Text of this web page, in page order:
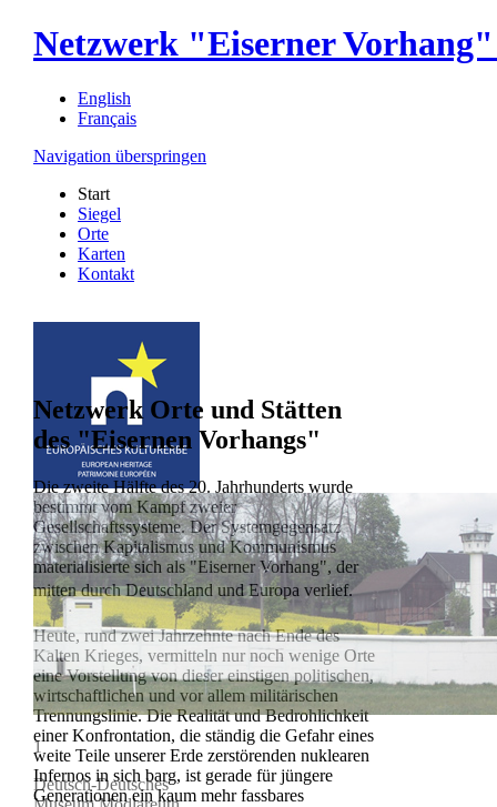
Netzwerk "Eiserner
English
Français
Navigation überspringen
Start
Siegel
Orte
Karten
Kontakt
2
Gedenkstätte Berliner Mauer
Netzwerk Orte und Stätten
des "Eisernen Vorhangs"
Die zweite Hälfte des 20. Jahrhunderts wurde
bestimmt vom Kampf zweier
Gesellschaftssysteme. Der Systemgegensatz
zwischen Kapitalismus und Kommunismus
materialisierte sich als "Eiserner Vorhang", der
mitten durch Deutschland und Europa verlief.
Heute, rund zwei Jahrzehnte nach Ende des
Kalten Krieges, vermitteln nur noch wenige Orte
eine Vorstellung von dieser einstigen politischen,
wirtschaftlichen und vor allem militärischen
Trennungslinie. Die Realität und Bedrohlichkeit
einer Konfrontation, die ständig die Gefahr eines
weite Teile unserer Erde zerstörenden nuklearen
Infernos in sich barg, ist gerade für jüngere
Generationen ein kaum mehr fassbares